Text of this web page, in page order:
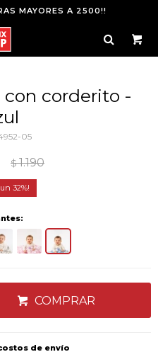
MAYORES A 2500!!
corderito -
05
$ 1.190
32
COMPRAR
de envío